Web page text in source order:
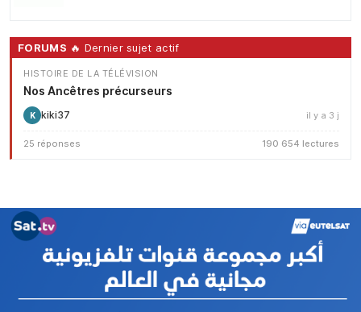
FORUMS 🔥 Dernier sujet actif
HISTOIRE DE LA TÉLÉVISION
Nos Ancêtres précurseurs
K kiki37 il y a 3 j
25 réponses 190 654 lectures